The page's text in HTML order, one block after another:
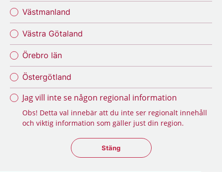
Västmanland
Västra Götaland
Örebro län
Östergötland
Jag vill inte se någon regional information
Obs! Detta val innebär att du inte ser regionalt innehåll
och viktig information som gäller just din region.
Stäng regionsväljaren
Stäng